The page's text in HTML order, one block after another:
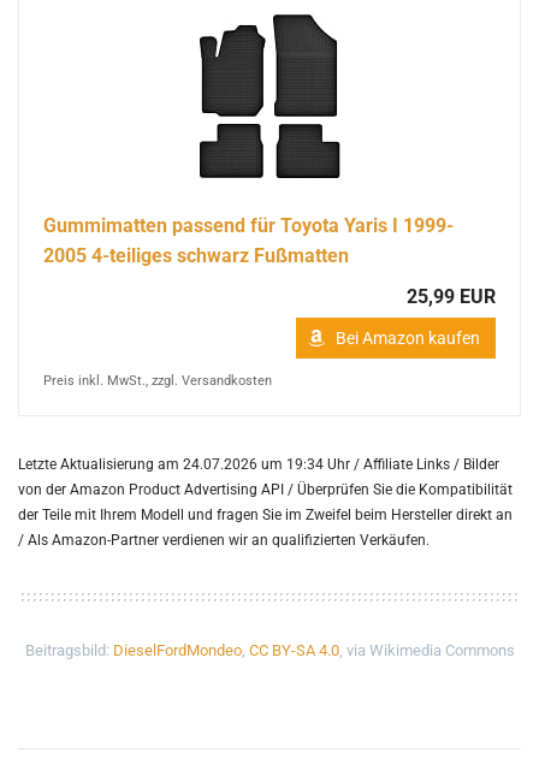
Gummimatten passend für Toyota Yaris I 1999-
2005 4-teiliges schwarz Fußmatten
25,99 EUR
Bei Amazon kaufen
Preis inkl. MwSt., zzgl. Versandkosten
Letzte Aktualisierung am 24.07.2026 um 19:34 Uhr / Affiliate Links / Bilder
von der Amazon Product Advertising API / Überprüfen Sie die Kompatibilität
der Teile mit Ihrem Modell und fragen Sie im Zweifel beim Hersteller direkt an
/ Als Amazon-Partner verdienen wir an qualifizierten Verkäufen.
Beitragsbild: DieselFordMondeo, CC BY-SA 4.0, via Wikimedia Commons